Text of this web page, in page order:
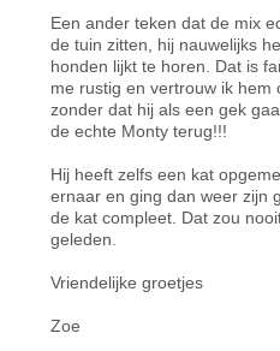
Een ander teken dat de mix
de tuin zitten, hij nauwelijks
honden lijkt te horen. Dat is
me rustig en vertrouw ik hem
zonder dat hij als een gek
de echte Monty terug!!!
Hij heeft zelfs een kat
ernaar en ging dan weer zijn
de kat compleet. Dat zou
geleden.
Vriendelijke groetjes
Zoe